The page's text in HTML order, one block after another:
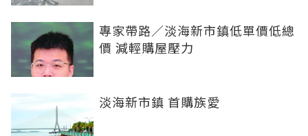
專家帶路／淡海新市鎮低單價低總
價 減輕購屋壓力
淡海新市鎮 首購族愛